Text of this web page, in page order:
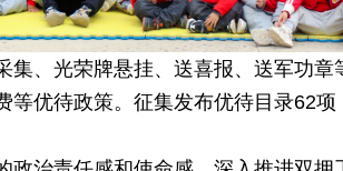
集、光荣牌悬挂、送喜报、送军功
等优待政策。征集发布优待目录62